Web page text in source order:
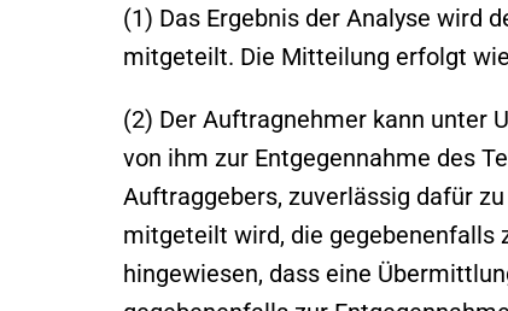
(1) Das Ergebnis der Analyse wird
mitgeteilt. Die Mitteilung erfolgt
(2) Der Auftragnehmer kann unter
von ihm zur Entgegennahme des
Auftraggebers, zuverlässig dafür
mitgeteilt wird, die gegebenenfalls
hingewiesen, dass eine